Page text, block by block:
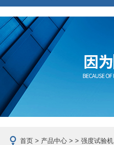
首页 > 产品中心 > > 强度试验机